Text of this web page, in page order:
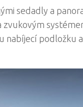
sedadly a
zvukovým
nabíjecí podložku